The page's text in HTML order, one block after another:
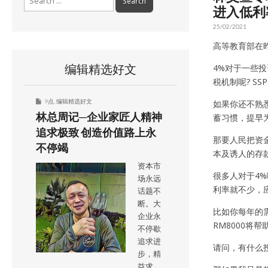
进入低
25/02/2021
高等教育部在
4%对于一些
税机制呢?
如果你还不熟
蓄习惯，提早
那要人民把资
本及诱人的存
很多人对于
利率就不少，
比如你每年的
RM8000将帮
请问，有什么
编辑精选好文
9点 编辑精选好文
林总周记─企业家匠人精神
追求极致 创造价值路上永
不停竭
资本市
场永远
话题不
断。大
企业永
不停歇
追求进
步，精